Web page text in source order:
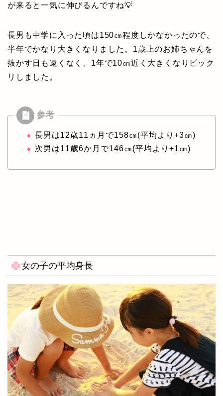
が来ると一気に伸びるんですね💡
長男も中学に入った頃は150㎝程度しかなかったので、
半年でかなり大きくなりました。1歳上のお姉ちゃんを
抜かす日も遠くなく、1年で10㎝近く大きくなりビック
リしました。
長男は12歳11ヵ月で158㎝(平均より+3㎝)
次男は11歳6か月で146㎝(平均より+1㎝)
女の子の平均身長